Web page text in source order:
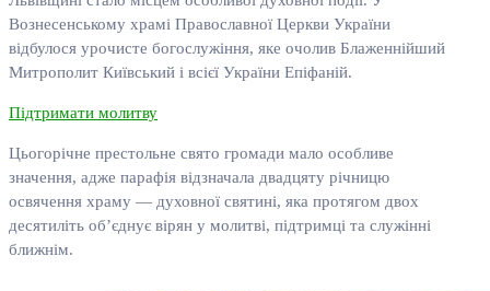
Вознесенському храмі Православної Церкви України
відбулося урочисте богослужіння, яке очолив Блаженнійший
Митрополит Київський і всієї України Епіфаній.
Підтримати молитву
Цьогорічне престольне свято громади мало особливе
значення, адже парафія відзначала двадцяту річницю
освячення храму — духовної святині, яка протягом двох
десятиліть об’єднує вірян у молитві, підтримці та служінні
ближнім.